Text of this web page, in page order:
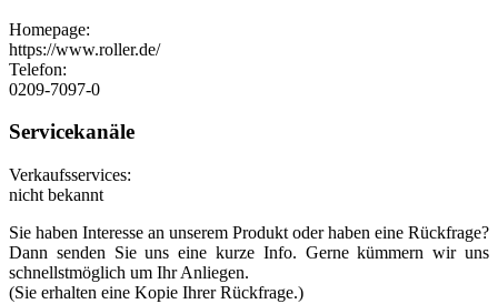
Homepage:
https://www.roller.de/
Telefon:
0209-7097-0
Servicekanäle
Verkaufsservices:
nicht bekannt
Sie haben Interesse an unserem Produkt oder haben eine Rückfrage?
Dann senden Sie uns eine kurze Info. Gerne kümmern wir uns
schnellstmöglich um Ihr Anliegen.
(Sie erhalten eine Kopie Ihrer Rückfrage.)